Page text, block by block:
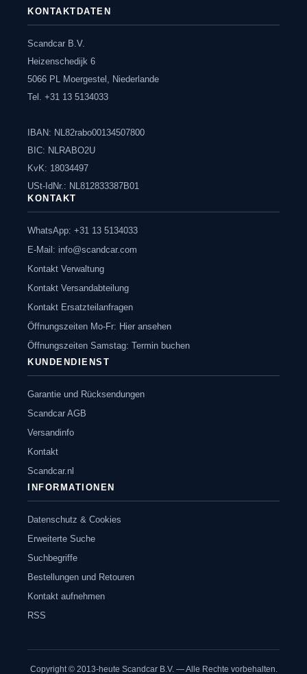
KONTAKTDATEN
Scandcar B.V.
Heizenschedijk 6
5066 PL Moergestel, Niederlande
Tel. +31 13 5134033
IBAN: NL82rabo00134507800
BIC: NLRABO2U
KvK: 18034497
USt-IdNr.: NL812833387B01
KONTAKT
WhatsApp: +31 13 5134033
E-Mail: info@scandcar.com
Kontakt Verwaltung
Kontakt Versandabteilung
Kontakt Ersatzteilanfragen
Öffnungszeiten Mo-Fr: Hier ansehen
Öffnungszeiten Samstag: Termin buchen
KUNDENDIENST
Garantie und Rücksendungen
Scandcar AGB
Versandinfo
Kontakt
Scandcar.nl
INFORMATIONEN
Datenschutz & Cookies
Erweiterte Suche
Suchbegriffe
Bestellungen und Retouren
Kontakt aufnehmen
RSS
Copyright © 2013-heute Scandcar B.V. — Alle Rechte vorbehalten.